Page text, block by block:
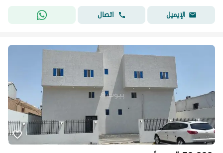
الإيميل
اتصال